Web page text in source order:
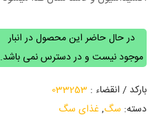
در حال حاضر این محصول در انبار
موجود نیست و در دسترس نمی باشد.
بارکد / انقضاء : 033253
دسته: سگ, غذای سگ